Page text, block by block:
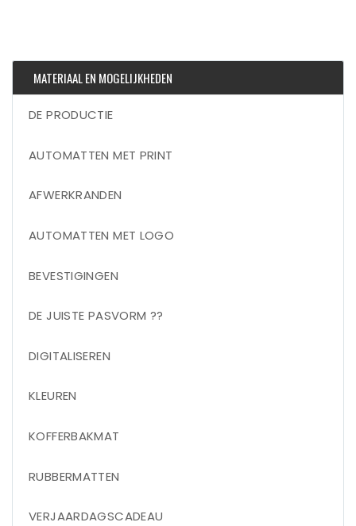
MATERIAAL EN MOGELIJKHEDEN
DE PRODUCTIE
AUTOMATTEN MET PRINT
AFWERKRANDEN
AUTOMATTEN MET LOGO
BEVESTIGINGEN
DE JUISTE PASVORM ??
DIGITALISEREN
KLEUREN
KOFFERBAKMAT
RUBBERMATTEN
VERJAARDAGSCADEAU